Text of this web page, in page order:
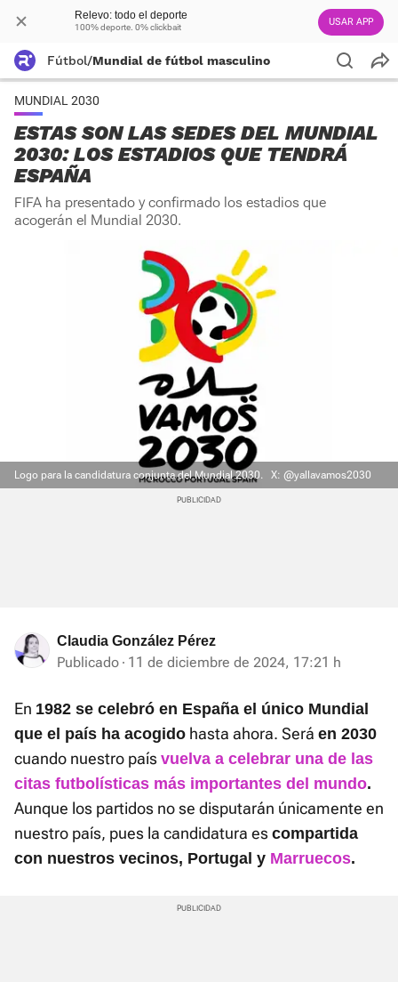
Relevo: todo el deporte
100% deporte. 0% clickbait USAR APP
Fútbol/Mundial de fútbol masculino
MUNDIAL 2030
ESTAS SON LAS SEDES DEL MUNDIAL
2030: LOS ESTADIOS QUE TENDRÁ
ESPAÑA
FIFA ha presentado y confirmado los estadios que
acogerán el Mundial 2030.
Logo para la candidatura conjunta del Mundial 2030. X: @yallavamos2030
Claudia González Pérez
Publicado 11 de diciembre de 2024, 17:21 h
En 1982 se celebró en España el único Mundial
que el país ha acogido hasta ahora. Será en 2030
cuando nuestro país vuelva a celebrar una de las
citas futbolísticas más importantes del mundo.
Aunque los partidos no se disputarán únicamente en
nuestro país, pues la candidatura es compartida
con nuestros vecinos, Portugal y Marruecos.